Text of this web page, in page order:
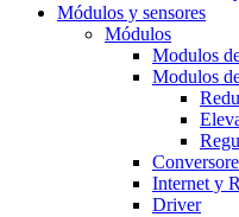
Módulos y sensores
Módulos
Modulos
Modulos
Internet y
Driver